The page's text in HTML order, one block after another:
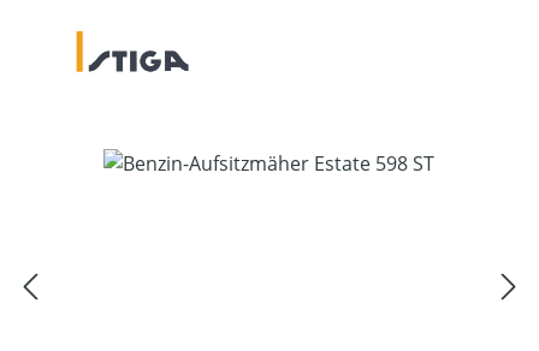
Bildergalerie überspringen